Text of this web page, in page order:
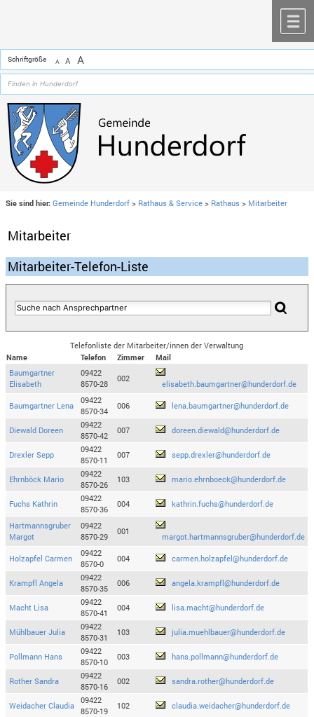
Schriftgröße A A A
Sie sind hier: Gemeinde Hunderdorf > Rathaus & Service > Rathaus > Mitarbeiter
Mitarbeiter
Mitarbeiter-Telefon-Liste
Telefonliste der Mitarbeiter/innen der Verwaltung
Name
Telefon Zimmer
Mail
Baumgartner
Elisabeth
09422
8570-28
002
elisabeth.baumgartner@hunderdorf.de
Baumgartner Lena
09422
8570-34
006 lena.baumgartner@hunderdorf.de
Diewald Doreen
09422
8570-42
007 doreen.diewald@hunderdorf.de
Drexler Sepp
09422
8570-11
007 sepp.drexler@hunderdorf.de
Ehrnböck Mario
09422
8570-26
103 mario.ehrnboeck@hunderdorf.de
Fuchs Kathrin
09422
8570-36
004 kathrin.fuchs@hunderdorf.de
Hartmannsgruber
Margot
09422
8570-29
001
margot.hartmannsgruber@hunderdorf.de
Holzapfel Carmen
09422
8570-0
004 carmen.holzapfel@hunderdorf.de
Krampfl Angela
09422
8570-35
006 angela.krampfl@hunderdorf.de
Macht Lisa
09422
8570-41
004 lisa.macht@hunderdorf.de
Mühlbauer Julia
09422
8570-31
103 julia.muehlbauer@hunderdorf.de
Pollmann Hans
09422
8570-10
003 hans.pollmann@hunderdorf.de
Rother Sandra
09422
8570-16
002 sandra.rother@hunderdorf.de
Weidacher Claudia
09422
8570-19
102 claudia.weidacher@hunderdorf.de